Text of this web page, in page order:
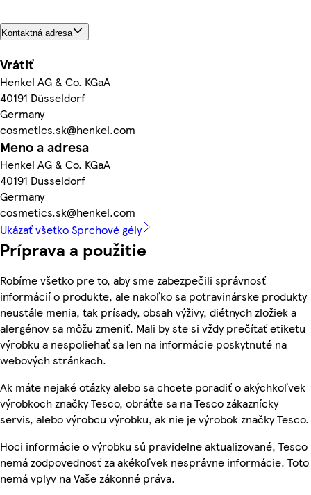
Kontaktná adresa
Vrátiť
Henkel AG & Co. KGaA
40191 Düsseldorf
Germany
cosmetics.sk@henkel.com
Meno a adresa
Henkel AG & Co. KGaA
40191 Düsseldorf
Germany
cosmetics.sk@henkel.com
Ukázať všetko Sprchové gély
Príprava a použitie
Robíme všetko pre to, aby sme zabezpečili správnosť
informácií o produkte, ale nakoľko sa potravinárske produkty
neustále menia, tak prísady, obsah výživy, diétnych zložiek a
alergénov sa môžu zmeniť. Mali by ste si vždy prečítať etiketu
výrobku a nespoliehať sa len na informácie poskytnuté na
webových stránkach.
Ak máte nejaké otázky alebo sa chcete poradiť o akýchkoľvek
výrobkoch značky Tesco, obráťte sa na Tesco zákaznícky
servis, alebo výrobcu výrobku, ak nie je výrobok značky Tesco.
Hoci informácie o výrobku sú pravidelne aktualizované, Tesco
nemá zodpovednosť za akékoľvek nesprávne informácie. Toto
nemá vplyv na Vaše zákonné práva.